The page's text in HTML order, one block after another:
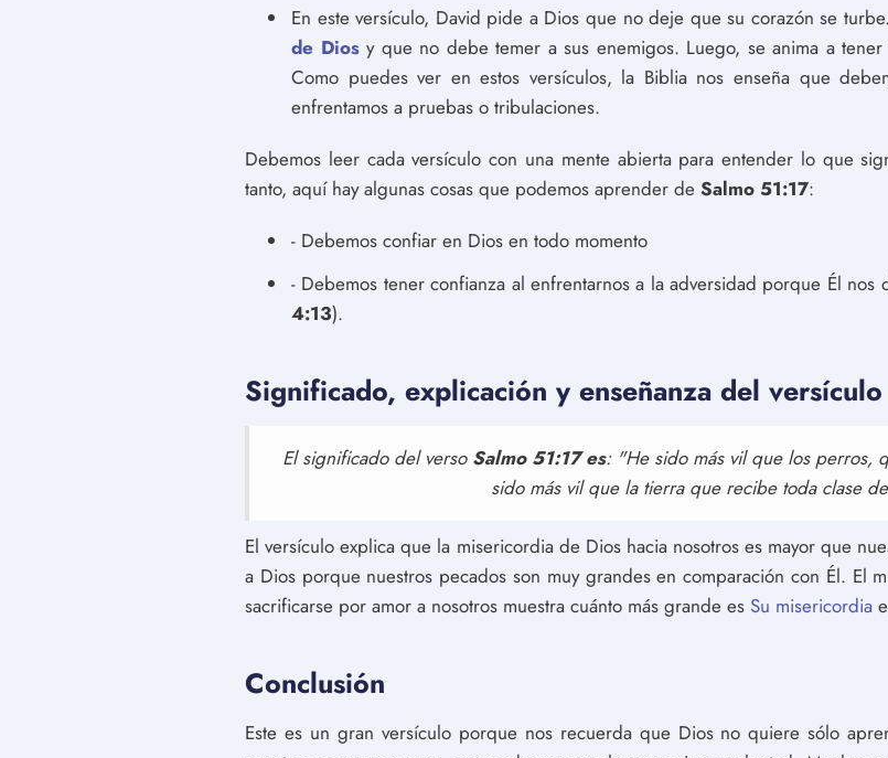
En este versículo, David pide a Dios que no deje que su corazón se
de Diosy que no debe temer a sus enemigos. Luego, se anima a
Como puedes ver en estos versículos, la Biblia nos enseña que
enfrentamos a pruebas o tribulaciones.
Debemos leer cada versículo con una mente abierta para entender lo que
tanto, aquí hay algunas cosas que podemos aprender de Salmo 51:17:
- Debemos confiar en Dios en todo momento
- Debemos tener confianza al enfrentarnos a la adversidad porque Él
4:13).
Significado, explicación y enseñanza del
El significado del verso Salmo 51:17 es: "He sido más vil que los perros,
sido más vil que la tierra que recibe toda clase
El versículo explica que la misericordia de Dios hacia nosotros es mayor que
a Dios porque nuestros pecados son muy grandes en comparación con Él. El
sacrificarse por amor a nosotros muestra cuánto más grande es Su misericordia
Conclusión
Este es un gran versículo porque nos recuerda que Dios no quiere sólo